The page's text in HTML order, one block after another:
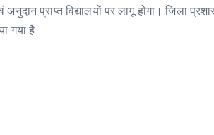
प्राप्त विद्यालयों पर लागू होगा। जिला
गया है